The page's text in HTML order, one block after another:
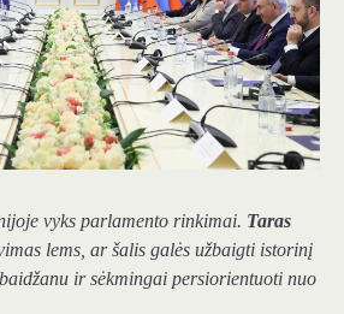
vyks parlamento rinkimai. Taras
lems, ar šalis galės užbaigti istorinį
ir sėkmingai persiorientuoti nuo